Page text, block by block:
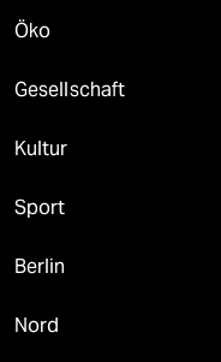
Öko
Gesellschaft
Kultur
Sport
Berlin
Nord